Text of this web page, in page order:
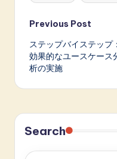
Post
Previous Post
ステップバイステップ：
効果的なユースケース
析の実施
Search